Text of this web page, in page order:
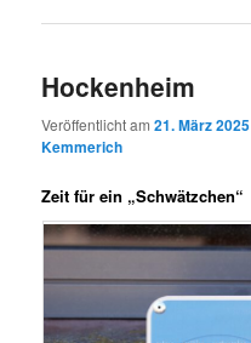
Hockenheim
Veröffentlicht am21. März 2025
Kemmerich
Zeit für ein „Schwätzchen“